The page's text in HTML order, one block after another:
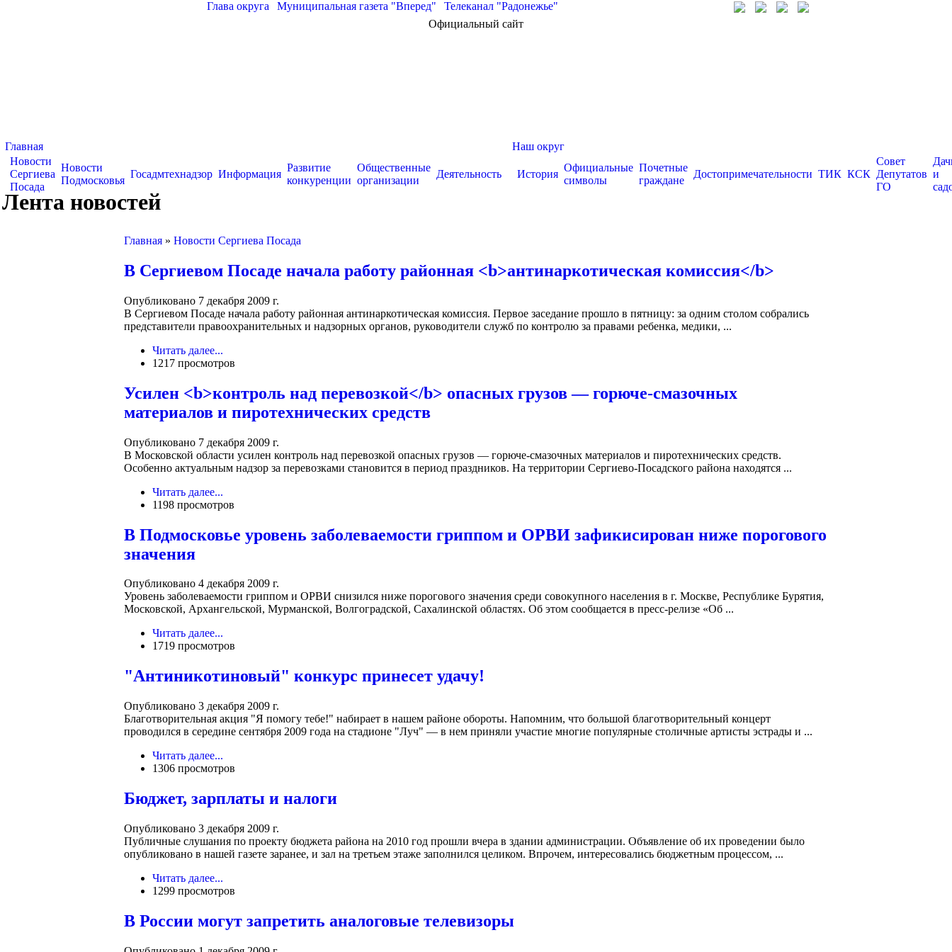
Глава округа Муниципальная газета "Вперед"
Телеканал "Радонежье"
Официальный сайт
Главная
Новости
Сергиева
Посада
Новости
Подмосковья
Госадмтехнадзор Информация
Развитие
конкуренции
Общественные
организации
Деятельность
Наш округ
История
Официальные
символы
Почетные
граждане
Достопримечательности ТИК КСК
Совет
Депутатов
ГО
и
Лента новостей
Главная » Новости Сергиева Посада
В Сергиевом Посаде начала работу районная <b>антинаркотическая комиссия</b>
Опубликовано 7 декабря 2009 г.
В Сергиевом Посаде начала работу районная антинаркотическая комиссия. Первое заседание прошло в пятницу: за одним столом собрались
представители правоохранительных и надзорных органов, руководители служб по контролю за правами ребенка, медики, ...
Читать далее...
1217 просмотров
Усилен <b>контроль над перевозкой</b> опасных грузов — горюче-смазочных
материалов и пиротехнических средств
Опубликовано 7 декабря 2009 г.
В Московской области усилен контроль над перевозкой опасных грузов — горюче-смазочных материалов и пиротехнических средств.
Особенно актуальным надзор за перевозками становится в период праздников. На территории Сергиево-Посадского района находятся ...
Читать далее...
1198 просмотров
В Подмосковье уровень заболеваемости гриппом и ОРВИ зафикисирован ниже порогового
значения
Опубликовано 4 декабря 2009 г.
Уровень заболеваемости гриппом и ОРВИ снизился ниже порогового значения среди совокупного населения в г. Москве, Республике Бурятия,
Московской, Архангельской, Мурманской, Волгоградской, Сахалинской областях. Об этом сообщается в пресс-релизе «Об ...
Читать далее...
1719 просмотров
"Антиникотиновый" конкурс принесет удачу!
Опубликовано 3 декабря 2009 г.
Благотворительная акция "Я помогу тебе!" набирает в нашем районе обороты. Напомним, что большой благотворительный концерт
проводился в середине сентября 2009 года на стадионе "Луч" — в нем приняли участие многие популярные столичные артисты эстрады и ...
Читать далее...
1306 просмотров
Бюджет, зарплаты и налоги
Опубликовано 3 декабря 2009 г.
Публичные слушания по проекту бюджета района на 2010 год прошли вчера в здании администрации. Объявление об их проведении было
опубликовано в нашей газете заранее, и зал на третьем этаже заполнился целиком. Впрочем, интересовались бюджетным процессом, ...
Читать далее...
1299 просмотров
В России могут запретить аналоговые телевизоры